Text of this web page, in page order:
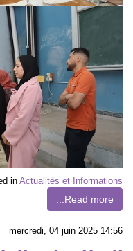
in Actualités et Informations
Read more...
mercredi, 04 juin 2025 14:56